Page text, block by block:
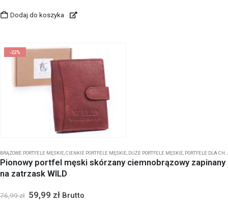
Dodaj do koszyka
-22%
BRĄZOWE PORTFELE MĘSKIE,CIENKIE PORTFELE MĘSKIE, DUŻE PORTFELE MĘSKIE, PORTFELE DLA CHŁOPCA
Pionowy portfel męski skórzany ciemnobrązowy zapinany
na zatrzask WILD
76,99zł 59,99 zł Brutto